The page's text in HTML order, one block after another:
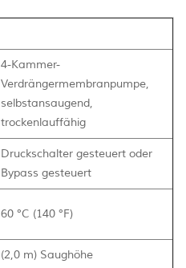
4-Kammer-
Verdrängermembranpumpe,
selbstansaugend,
trockenlauffähig
Druckschalter gesteuert oder
Bypass gesteuert
60 °C (140 °F)
(2,0 m) Saughöhe